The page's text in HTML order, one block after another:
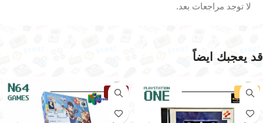
لا توجد مراجعات بعد.
قد يعجبك ايضاً
-30% نفذت